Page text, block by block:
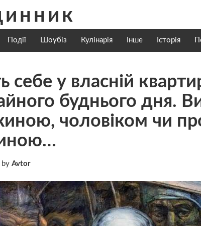
Події Шоубіз Кулінарія Інше Історія
себе у власній
буднього дня.
чоловіком чи
by Avtor